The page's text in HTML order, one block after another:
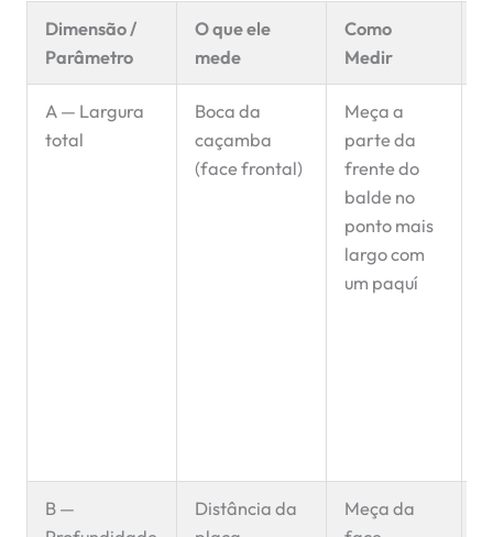
Dimensão /
Parâmetro
O que ele
mede
Como
Medir
A — Largura
total
Boca da
caçamba
(face frontal)
Meça a
parte da
frente do
balde no
ponto mais
largo com
um paquí
B —
Distância da
Meça da